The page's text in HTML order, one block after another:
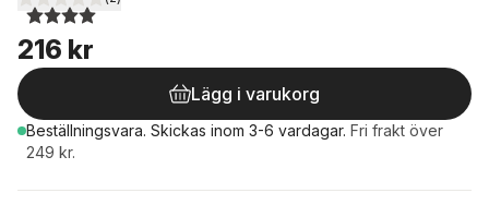
4,0utav 5 stjärnor. Totalt antal röster:
216 kr
Lägg i varukorg
Beställningsvara. Skickas inom 3-6 vardagar. Fri frakt över
249 kr.